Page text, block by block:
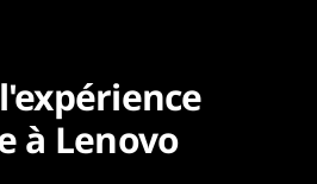
à Lenovo